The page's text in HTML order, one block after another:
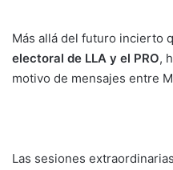
Más allá del futuro incierto
electoral de LLA y el PRO,
motivo de mensajes entre
Las sesiones